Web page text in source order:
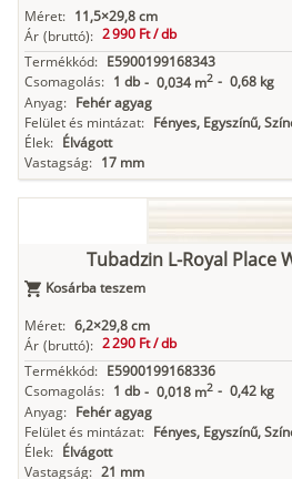
Méret: 11,5×29,8 cm
Ár (bruttó): 2 990 Ft /db
Termékkód: E5900199168343
Csomagolás: 1 db - 0,034 m2 - 0,68 kg
Anyag: Fehér agyag
Felület és mintázat: Fényes, Egyszínű,
Élek: Élvágott
Vastagság: 17 mm
Tubadzin L-Royal Place
Kosárba teszem
Méret: 6,2×29,8 cm
Ár (bruttó): 2 290 Ft /db
Termékkód: E5900199168336
Csomagolás: 1 db - 0,018 m2 - 0,42 kg
Anyag: Fehér agyag
Felület és mintázat: Fényes, Egyszínű,
Élek: Élvágott
Vastagság: 21 mm